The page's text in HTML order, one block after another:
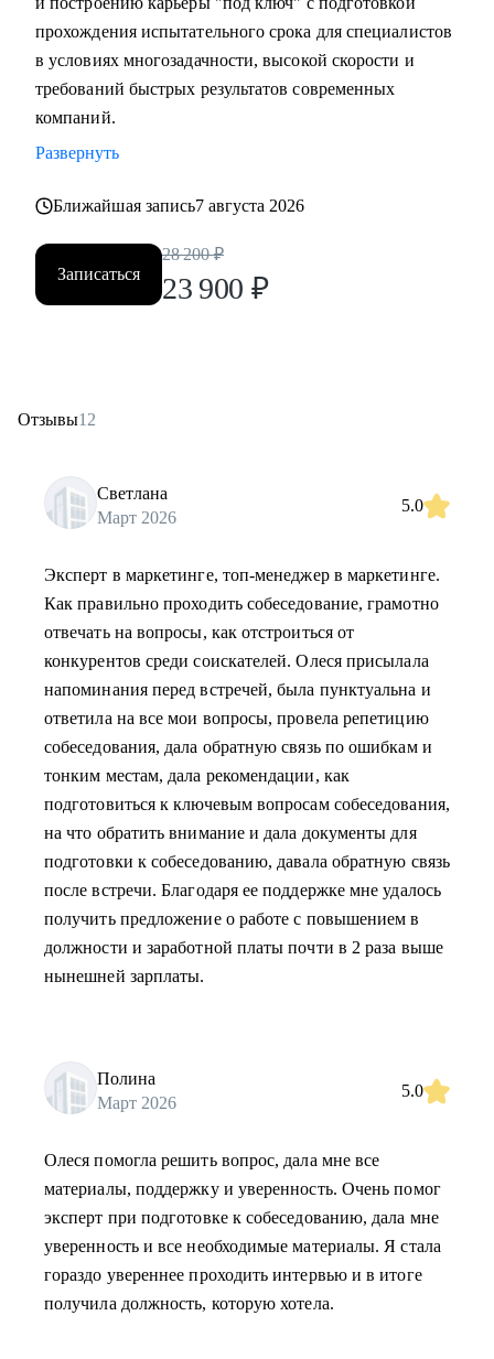
прохождения испытательного срока для специалистов
в условиях многозадачности, высокой скорости и
требований быстрых результатов современных
компаний.
Развернуть
Ближайшая запись7 августа 2026
Записаться
28 200 ₽
23 900 ₽
Отзывы12
Светлана
Март 2026
5.0
Эксперт в маркетинге, топ-менеджер в маркетинге.
Как правильно проходить собеседование, грамотно
отвечать на вопросы, как отстроиться от
конкурентов среди соискателей. Олеся присылала
напоминания перед встречей, была пунктуальна и
ответила на все мои вопросы, провела репетицию
собеседования, дала обратную связь по ошибкам и
тонким местам, дала рекомендации, как
подготовиться к ключевым вопросам собеседования,
на что обратить внимание и дала документы для
подготовки к собеседованию, давала обратную связь
после встречи. Благодаря ее поддержке мне удалось
получить предложение о работе с повышением в
должности и заработной платы почти в 2 раза выше
нынешней зарплаты.
Полина
Март 2026
5.0
Олеся помогла решить вопрос, дала мне все
материалы, поддержку и уверенность. Очень помог
эксперт при подготовке к собеседованию, дала мне
уверенность и все необходимые материалы. Я стала
гораздо увереннее проходить интервью и в итоге
получила должность, которую хотела.